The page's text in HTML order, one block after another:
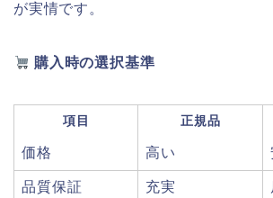
が実情です。
購入時の選択基準
項目 正規品
価格 高い
品質保証 充実